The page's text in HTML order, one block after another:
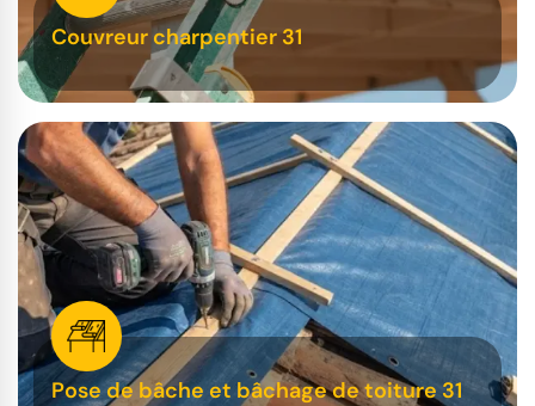
Couvreur charpentier 31
Pose de bâche et bâchage de toiture 31